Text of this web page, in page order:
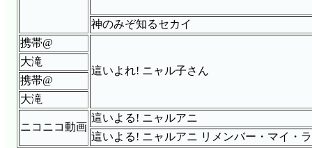
神のみぞ知るセカイ
携帯@
這いよれ! ニャル子さん
大滝
携帯@
大滝
ニコニコ動画
這いよる! ニャルアニ
這いよる! ニャルアニ リメンバー・マイ・